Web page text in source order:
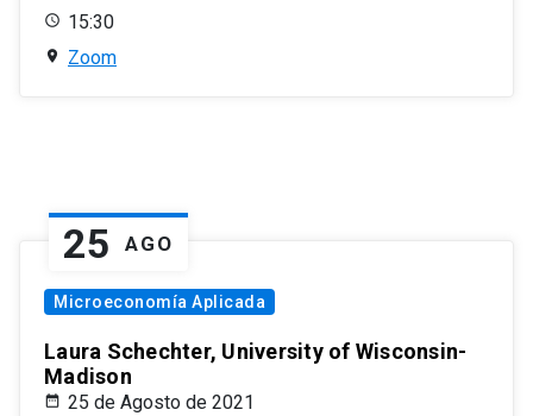
15:30
Zoom
25 AGO
Microeconomía Aplicada
Laura Schechter, University of Wisconsin-
Madison
25 de Agosto de 2021